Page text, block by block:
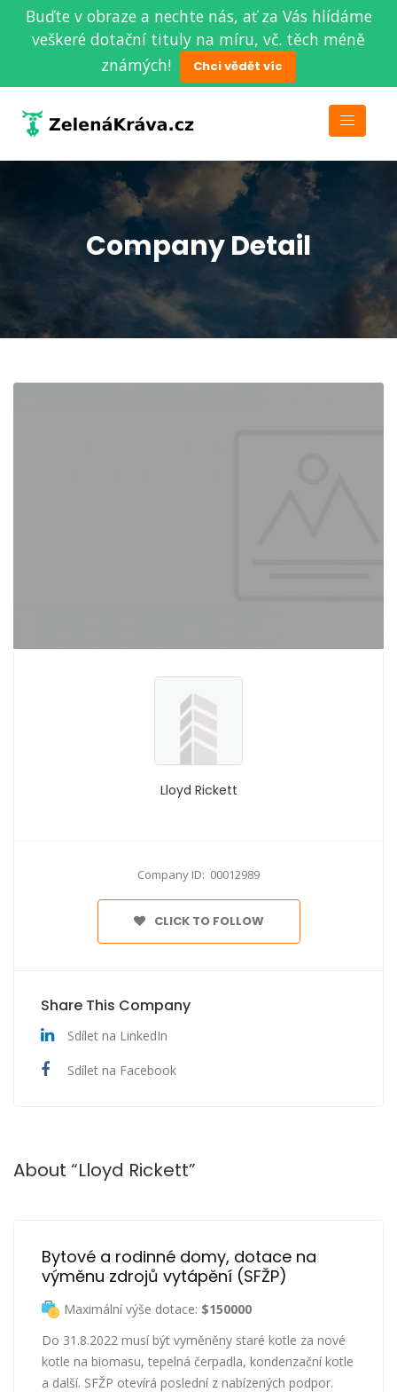
Buďte v obraze a nechte nás, ať za Vás hlídáme
veškeré dotační tituly na míru, vč. těch méně
známých!
Chci vědět víc
Company Detail
Lloyd Rickett
Company ID: 00012989
CLICK TO FOLLOW
Share This Company
Sdílet na LinkedIn
Sdílet na Facebook
About “Lloyd Rickett”
Bytové a rodinné domy, dotace na
výměnu zdrojů vytápění (SFŽP)
Maximální výše dotace: $150000
Do 31.8.2022 musí být vyměněny staré kotle za nové
kotle na biomasu, tepelná čerpadla, kondenzační kotle
a další. SFŽP otevírá poslední z nabízených podpor.